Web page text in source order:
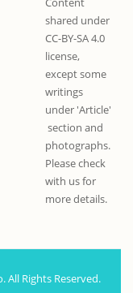
shared under
CC-BY-SA 4.0
license,
except some
writings
under 'Article'
section and
photographs.
Please check
with us for
more details.
Rights Reserved.